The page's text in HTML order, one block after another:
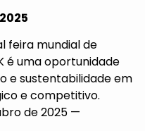
feira mundial de
é uma oportunidade
e sustentabilidade em
e competitivo.
de 2025 —